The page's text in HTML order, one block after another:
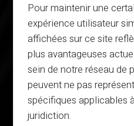
Pour maintenir une
expérience utilisateur
affichées sur ce site
plus avantageuses
sein de notre réseau de
peuvent ne pas
spécifiques applicables
juridiction.